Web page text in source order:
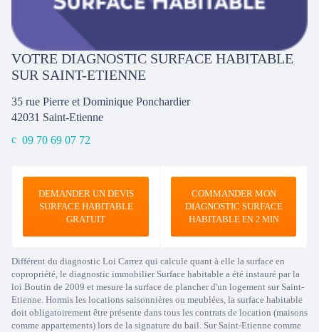
VOTRE DIAGNOSTIC SURFACE HABITABLE
SUR SAINT-ETIENNE
35 rue Pierre et Dominique Ponchardier
42031 Saint-Etienne
09 70 69 07 72
DEMANDER UN DEVIS
SURFACE HABITABLE
GRATUIT
COMMANDER MON
DIAGNOSTIC SURFACE
HABITABLEEN 2 MIN
Différent du diagnostic Loi Carrez qui calcule quant à elle la surface en
copropriété, le diagnostic immobilier Surface habitable a été instauré par la
loi Boutin de 2009 et mesure la surface de plancher d'un logement sur Saint-
Etienne. Hormis les locations saisonnières ou meublées, la surface habitable
doit obligatoirement être présente dans tous les contrats de location (maisons
comme appartements) lors de la signature du bail. Sur Saint-Etienne comme